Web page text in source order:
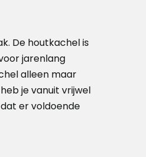
De houtkachel is
jarenlang
alleen maar
je vanuit vrijwel
er voldoende